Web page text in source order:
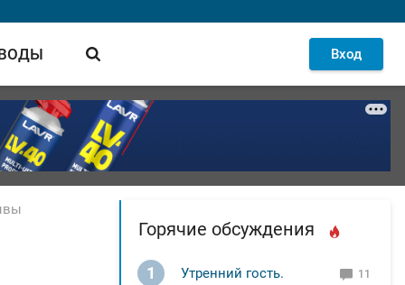
Вход
Горячие обсуждения
1 Утренний гость. 11